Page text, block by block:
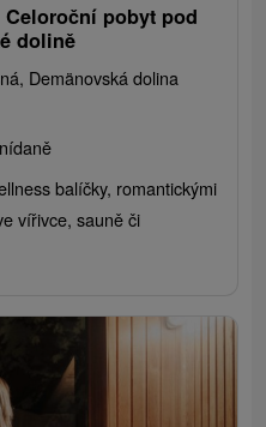
pobyt pod
dolině
Demänovská dolina
balíčky, romantickými
vířivce, sauně či